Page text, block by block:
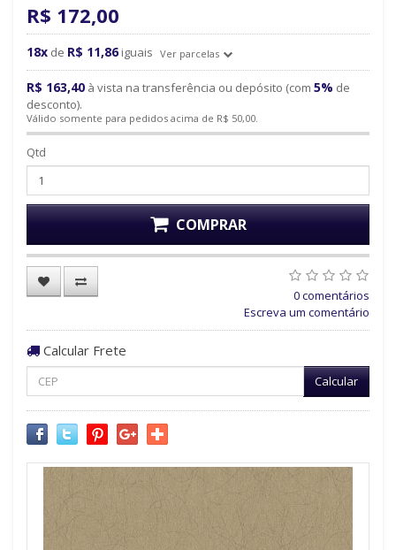
R$ 172,00
18x de R$ 11,86 iguais Ver parcelas
R$ 163,40 à vista na transferência ou depósito (com 5% de
desconto).
Válido somente para pedidos acima de R$ 50,00.
Qtd
COMPRAR
0 comentários
Escreva um comentário
Calcular Frete
Calcular